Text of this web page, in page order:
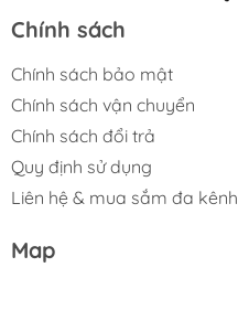
Chính sách
Chính sách bảo mật
Chính sách vận chuyển
Chính sách đổi trả
Quy định sử dụng
Liên hệ & mua sắm đa kênh
Map